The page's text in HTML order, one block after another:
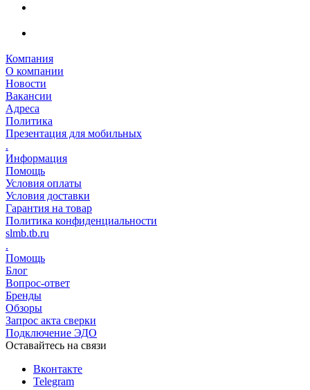
Компания
О компании
Новости
Вакансии
Адреса
Политика
Презентация для мобильных
.
Информация
Помощь
Условия оплаты
Условия доставки
Гарантия на товар
Политика конфиденциальности
slmb.tb.ru
.
Помощь
Блог
Вопрос-ответ
Бренды
Обзоры
Запрос акта сверки
Подключение ЭДО
Оставайтесь на связи
Вконтакте
Telegram